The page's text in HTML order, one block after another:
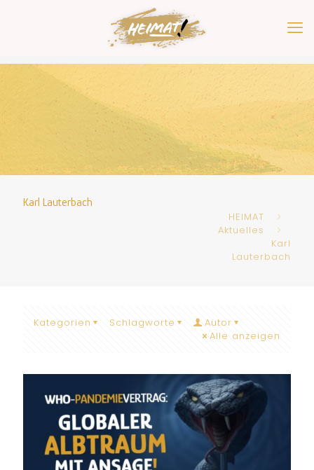
Karl Lauterbach
HEIMAT
Aktuelles
Karl
Lauterbach
Kategorien Schlagworte
Autor
Alle anzeigen